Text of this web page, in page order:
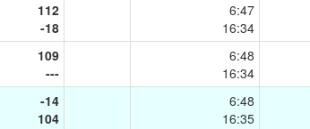
112
-18
6:47
16:34
109
---
6:48
16:34
-14
104
6:48
16:35